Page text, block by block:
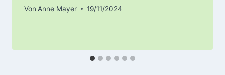
Von Anne Mayer 19/11/2024